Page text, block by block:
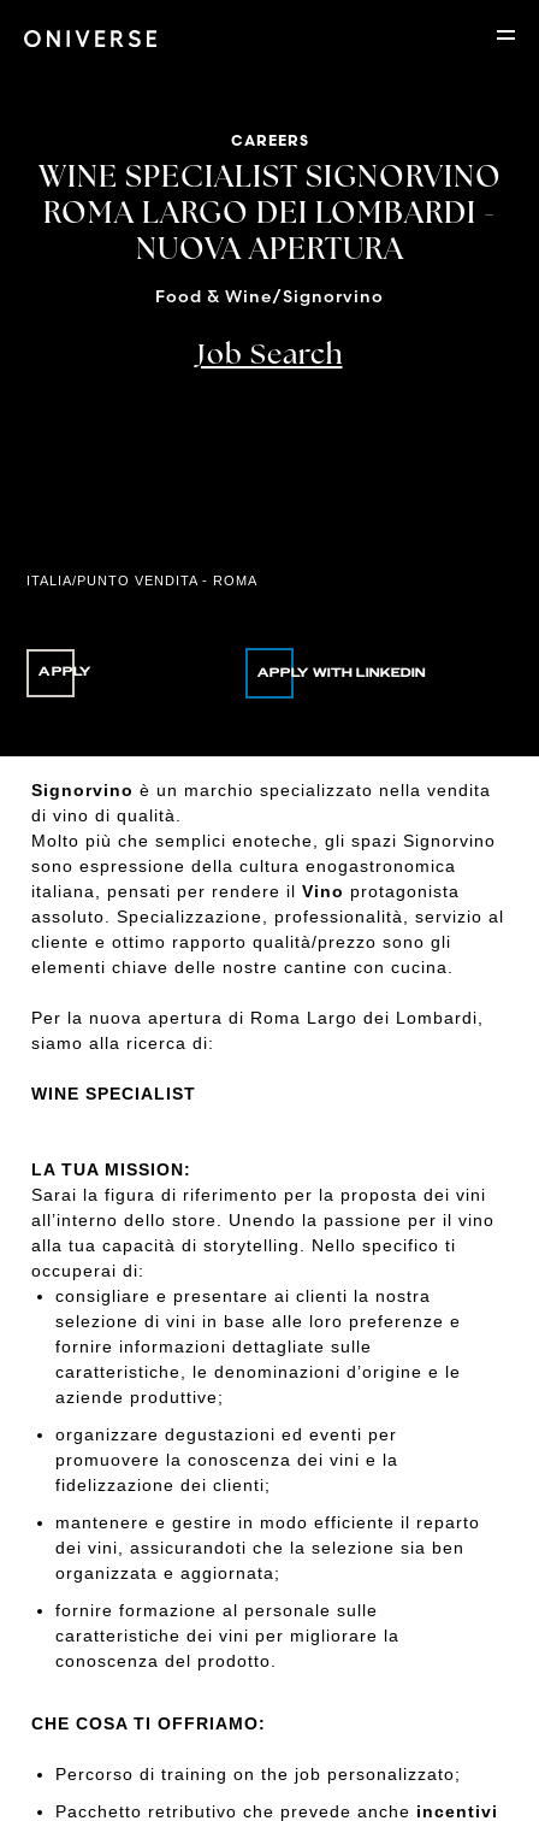
CAREERS
WINE SPECIALIST SIGNORVINO
ROMA LARGO DEI LOMBARDI -
NUOVA APERTURA
Food & Wine/Signorvino
Job Search
ITALIA/PUNTO VENDITA - ROMA
APPLY
Signorvino è un marchio specializzato nella vendita
di vino di qualità.
Molto più che semplici enoteche, gli spazi Signorvino
sono espressione della cultura enogastronomica
italiana, pensati per rendere ilVino protagonista
assoluto. Specializzazione, professionalità, servizio al
cliente e ottimo rapporto qualità/prezzo sono gli
elementi chiave delle nostre cantine con cucina.
Per la nuova apertura di Roma Largo dei Lombardi,
siamo alla ricerca di:
WINE SPECIALIST
LA TUA MISSION:
Sarai la figura di riferimento per la proposta dei vini
all’interno dello store. Unendo la passione per il vino
alla tua capacità di storytelling. Nello specifico ti
occuperai di:
consigliare e presentare ai clienti la nostra
selezione di vini in base alle loro preferenze e
fornire informazioni dettagliate sulle
caratteristiche, le denominazioni d’origine e le
aziende produttive;
organizzare degustazioni ed eventi per
promuovere la conoscenza dei vini e la
fidelizzazione dei clienti;
mantenere e gestire in modo efficiente il reparto
dei vini, assicurandoti che la selezione sia ben
organizzata e aggiornata;
fornire formazione al personale sulle
caratteristiche dei vini per migliorare la
conoscenza del prodotto.
CHE COSA TI OFFRIAMO:
Percorso di training on the job personalizzato;
Pacchetto retributivo che prevede anche incentivi